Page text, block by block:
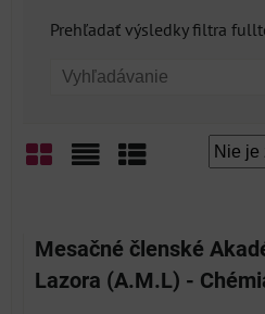
Prehľadať výsledky filtra
Mesačné členské
Lazora (A.M.L) -